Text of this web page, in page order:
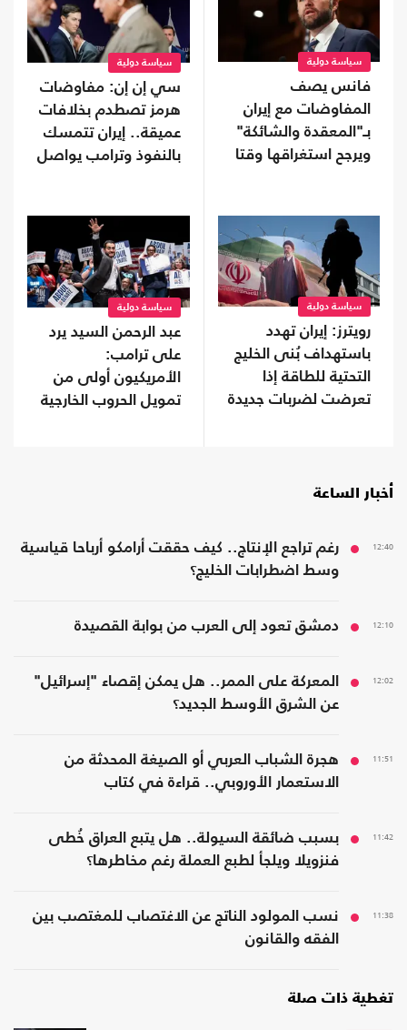
سياسة دولية
فانس يصف
المفاوضات مع إيران
بـ"المعقدة والشائكة"
ويرجح استغراقها وقتا
سياسة دولية
سي إن إن: مفاوضات
هرمز تصطدم بخلافات
عميقة.. إيران تتمسك
بالنفوذ وترامب يواصل
سياسة دولية
رويترز: إيران تهدد
باستهداف بُنى الخليج
التحتية للطاقة إذا
تعرضت لضربات جديدة
سياسة دولية
عبد الرحمن السيد يرد
على ترامب:
الأمريكيون أولى من
تمويل الحروب الخارجية
أخبار الساعة
12:40
رغم تراجع الإنتاج.. كيف حققت أرامكو أرباحا قياسية
وسط اضطرابات الخليج؟
12:10 دمشق تعود إلى العرب من بوابة القصيدة
12:02
المعركة على الممر.. هل يمكن إقصاء "إسرائيل"
عن الشرق الأوسط الجديد؟
11:51
هجرة الشباب العربي أو الصيغة المحدثة من
الاستعمار الأوروبي.. قراءة في كتاب
11:42
بسبب ضائقة السيولة.. هل يتبع العراق خُطى
فنزويلا ويلجأ لطبع العملة رغم مخاطرها؟
11:38
نسب المولود الناتج عن الاغتصاب للمغتصب بين
الفقه والقانون
تغطية ذات صلة